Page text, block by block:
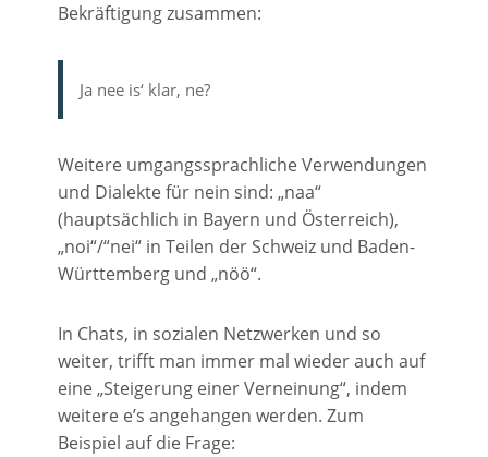
Bekräftigung zusammen:
Ja nee is‘ klar, ne?
Weitere umgangssprachliche Verwendungen
und Dialekte für nein sind: „naa“
(hauptsächlich in Bayern und Österreich),
„noi“/“nei“ in Teilen der Schweiz und Baden-
Württemberg und „nöö“.
In Chats, in sozialen Netzwerken und so
weiter, trifft man immer mal wieder auch auf
eine „Steigerung einer Verneinung“, indem
weitere e’s angehangen werden. Zum
Beispiel auf die Frage: